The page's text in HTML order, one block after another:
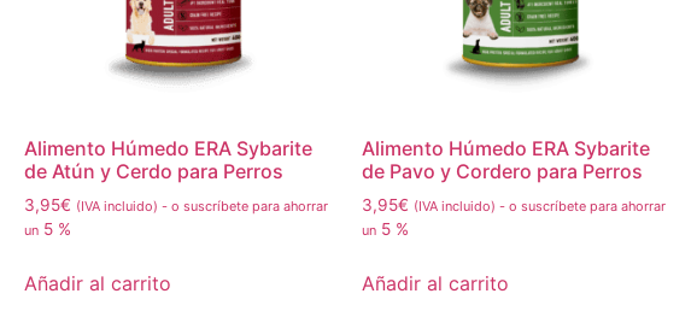
Alimento Húmedo ERA Sybarite
de Atún y Cerdo para Perros
3,95€ (IVA incluido) - o suscríbete para ahorrar
un 5 %
Añadir al carrito
Alimento Húmedo ERA Sybarite
de Pavo y Cordero para Perros
3,95€ (IVA incluido) - o suscríbete para ahorrar
un 5 %
Añadir al carrito